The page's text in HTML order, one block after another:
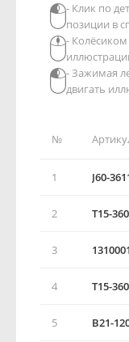
№
1 J60-
2 T15-
3
4 T15-
5 B21-
- Клик по
позиции в
-
- Зажимая
двигать